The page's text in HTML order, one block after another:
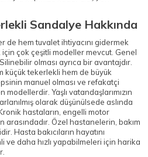
Sandalye Hakkında
hem tuvalet ihtiyacını gidermek
için çok çeşitli modeller mevcut. Genel
olması ayrıca bir avantajdır.
küçük tekerlekli hem de büyük
manuel olması ve refakatçi
modellerdir. Yaşlı vatandaşlarımızın
olarak düşünülsede aslında
hastaların, engelli motor
Özel hastanelerin, bakım
Hasta bakıcıların hayatını
ve daha hızlı yapabilmeleri için harika